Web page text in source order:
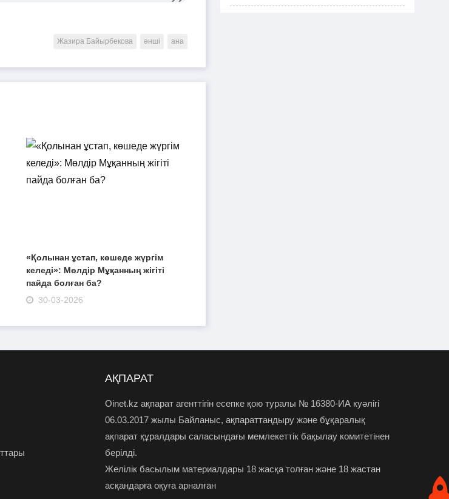
Жазира Байырбекова әнші ана
«Қолынан ұстап, көшеде жүргім
келеді»: Мөлдір Мұқанның жігіті
пайда болған ба?
30-03-2026
30-07-2026
Жанысбек ӨТЕГЕН:
Әділетті таңдағаныма ешқашан өкінген
АҚПАРАТ
Oinet.kz ақпарат агенттігін есепке қою туралы № 16380-ИА куәлігі
06.03.2017 жылы Байланыс, ақпараттандыру және бұқаралық
ақпарат құралдары саласындағы мемлекеттік бақылау комитетінен
берілді.
Желілік басылым материалдары 18 жасқа толған және 18 жастан
асқандарға оқуға арналған